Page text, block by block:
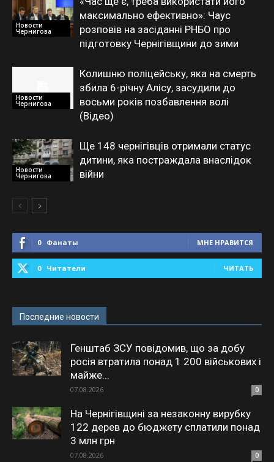
Новости
Чернигова
максимально ефективно»: Чаус
розповів на засіданні РНБО про
підготовку Чернігівщини до зими
Новости
Чернигова
Колишню поліцейську, яка на смерть
збила 6-річну Алісу, засудили до
восьми років позбавлення волі
(Відео)
Новости
Чернигова
Ще 148 чернігівців отримали статус
дитини, яка постраждала внаслідок
війни
0 Фанаты МНЕ НРАВИТСЯ
0 Читатели ЧИТАТЬ
Последние новости
Генштаб ЗСУ повідомив, що за добу
росія втратила понад 1 200 військових і
майже...
07.08.2026 0
На Чернігівщині за незаконну вирубку
122 дерев до бюджету сплатили понад
3 млн грн
07.08.2026 0